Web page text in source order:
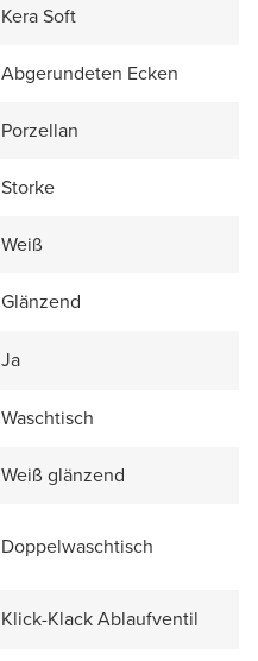
Kera Soft
Abgerundeten Ecken
Porzellan
Storke
Weiß
Glänzend
Ja
Waschtisch
Weiß glänzend
Doppelwaschtisch
Klick-Klack Ablaufventil